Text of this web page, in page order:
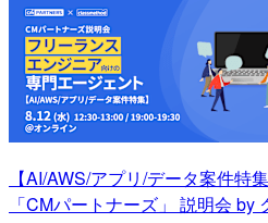
【AI/AWS/アプリ/データ案件特
「CMパートナーズ」 説明会 by